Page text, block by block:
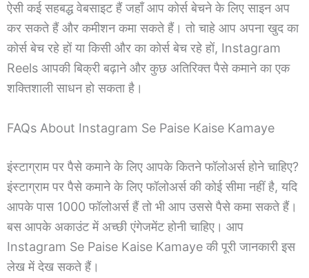
ऐसी कई सहबद्ध वेबसाइट हैं जहाँ आप कोर्स बेचने के लिए साइन अप
कर सकते हैं और कमीशन कमा सकते हैं। तो चाहे आप अपना खुद का
कोर्स बेच रहे हों या किसी और का कोर्स बेच रहे हों, Instagram
Reels आपकी बिक्री बढ़ाने और कुछ अतिरिक्त पैसे कमाने का एक
शक्तिशाली साधन हो सकता है।
FAQs About Instagram Se Paise Kaise Kamaye
इंस्टाग्राम पर पैसे कमाने के लिए आपके कितने फॉलोअर्स होने चाहिए?
इंस्टाग्राम पर पैसे कमाने के लिए फॉलोअर्स की कोई सीमा नहीं है, यदि
आपके पास 1000 फॉलोअर्स हैं तो भी आप उससे पैसे कमा सकते हैं।
बस आपके अकाउंट में अच्छी एंगेजमेंट होनी चाहिए। आप
Instagram Se Paise Kaise Kamaye की पूरी जानकारी इस
लेख में देख सकते हैं।